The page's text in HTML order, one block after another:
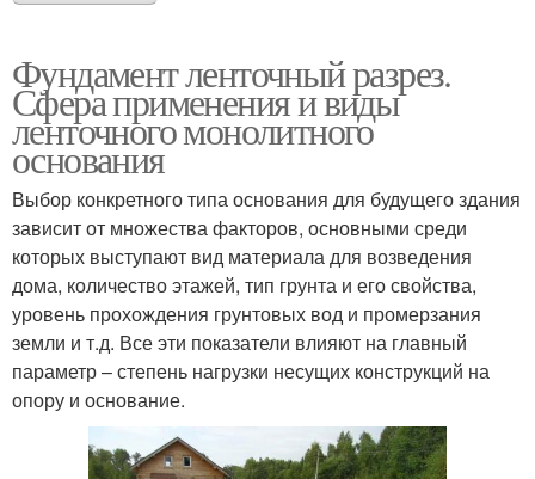
Фундамент ленточный разрез.
Сфера применения и виды
ленточного монолитного
основания
Выбор конкретного типа основания для будущего здания
зависит от множества факторов, основными среди
которых выступают вид материала для возведения
дома, количество этажей, тип грунта и его свойства,
уровень прохождения грунтовых вод и промерзания
земли и т.д. Все эти показатели влияют на главный
параметр – степень нагрузки несущих конструкций на
опору и основание.